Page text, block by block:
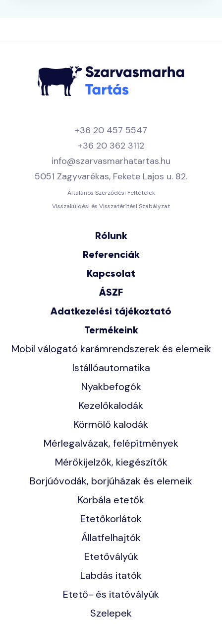
+36 20 457 5547
+36 20 362 3112
info@szarvasmarhatartas.hu
5051 Zagyvarékas, Fekete Lajos u. 82.
Általános Szerződési Feltételek
Visszaküldési és Visszatérítési Szabályzat
Rólunk
Referenciák
Kapcsolat
ÁSZF
Adatkezelési tájékoztató
Termékeink
Mobil válogató karámrendszerek és elemeik
Istállóautomatika
Nyakbefogók
Kezelőkalodák
Körmölő kalodák
Mérlegalvázak, felépítmények
Mérőkijelzők, kiegészítők
Borjúóvodák, borjúházak és elemeik
Körbála etetők
Etetőkorlátok
Állatfelhajtók
Etetővályúk
Labdás itatók
Etető- és itatóvályúk
Szelepek